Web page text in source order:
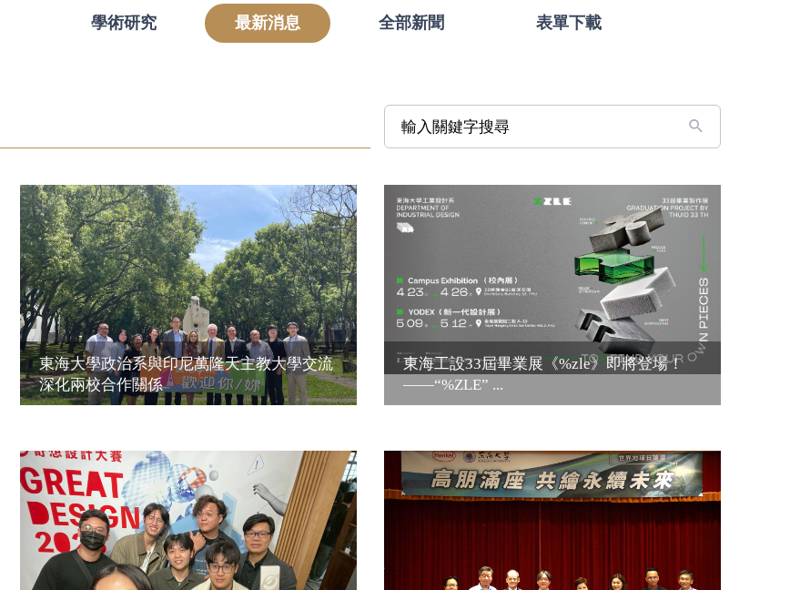
學術研究 最新消息 全部新聞 表單下載
輸入關鍵字搜尋
東海大學政治系與印尼萬隆天主教大學交流
深化兩校合作關係
東海工設33屆畢業展《%zle》即將登場！
——“%ZLE” ...